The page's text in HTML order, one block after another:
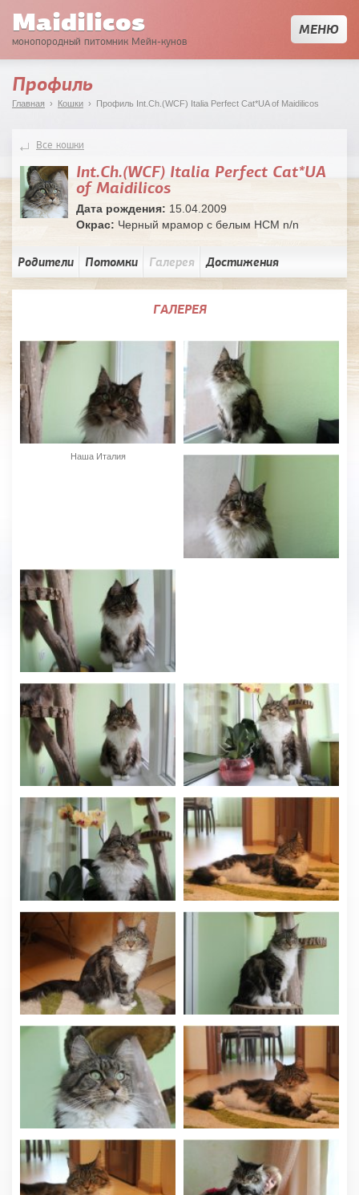
Maidilicos
монопородный питомник Мейн-кунов
МЕНЮ
Профиль
Главная › Кошки › Профиль Int.Ch.(WCF) Italia Perfect Cat*UA of Maidilicos
Все кошки
Int.Ch.(WCF) Italia Perfect Cat*UA
of Maidilicos
Дата рождения: 15.04.2009
Окрас: Черный мрамор с белым HCM n/n
Родители Потомки Галерея Достижения
ГАЛЕРЕЯ
Наша Италия